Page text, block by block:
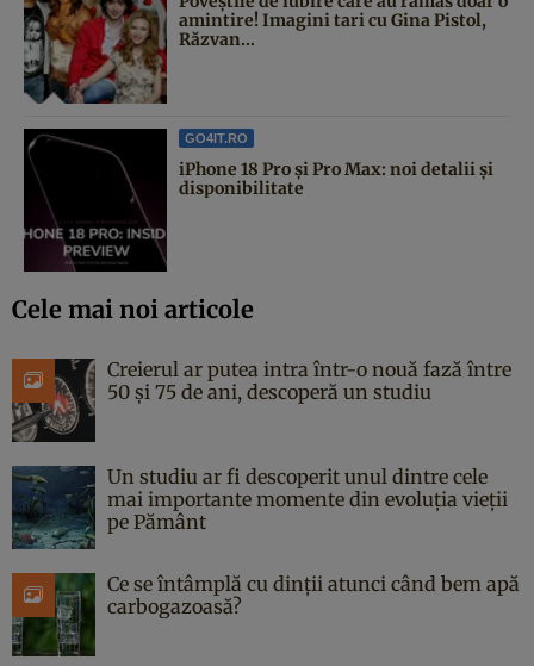
amintire! Imagini tari cu Gina Pistol,
Răzvan...
GO4IT.RO
iPhone 18 Pro și Pro Max: noi detalii și
disponibilitate
Cele mai noi articole
Creierul ar putea intra într-o nouă fază între
50 și 75 de ani, descoperă un studiu
Un studiu ar fi descoperit unul dintre cele
mai importante momente din evoluția vieții
pe Pământ
Ce se întâmplă cu dinții atunci când bem apă
carbogazoasă?